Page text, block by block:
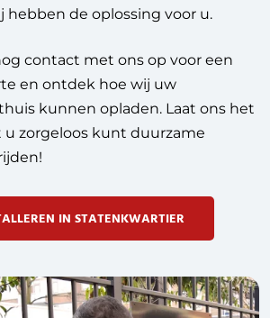
hebben de oplossing voor u.
contact met ons op voor een
en ontdek hoe wij uw
kunnen opladen. Laat ons het
u zorgeloos kunt duurzame
IN STATENKWARTIER